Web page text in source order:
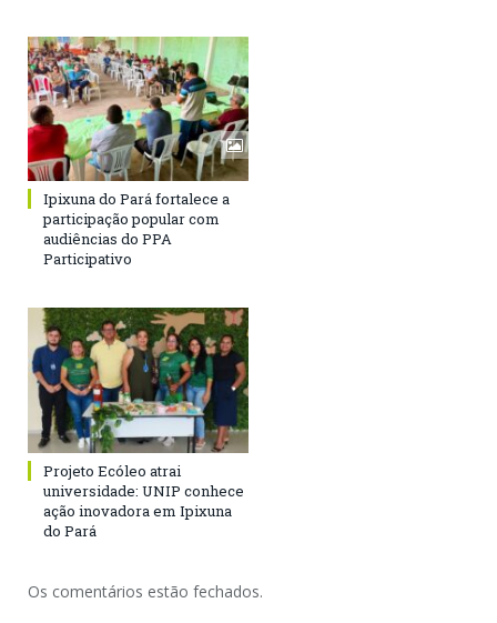
Ipixuna do Pará fortalece a
participação popular com
audiências do PPA
Participativo
Projeto Ecóleo atrai
universidade: UNIP conhece
ação inovadora em Ipixuna
do Pará
Os comentários estão fechados.